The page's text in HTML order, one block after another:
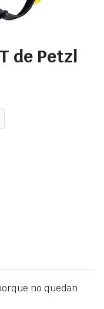
de Petzl
no quedan